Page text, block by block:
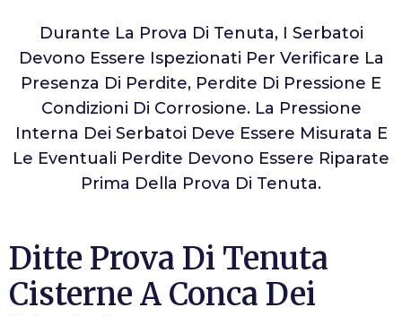
Durante La Prova Di Tenuta, I Serbatoi
Devono Essere Ispezionati Per Verificare La
Presenza Di Perdite, Perdite Di Pressione E
Condizioni Di Corrosione. La Pressione
Interna Dei Serbatoi Deve Essere Misurata E
Le Eventuali Perdite Devono Essere Riparate
Prima Della Prova Di Tenuta.
Ditte Prova Di Tenuta
Cisterne A Conca Dei